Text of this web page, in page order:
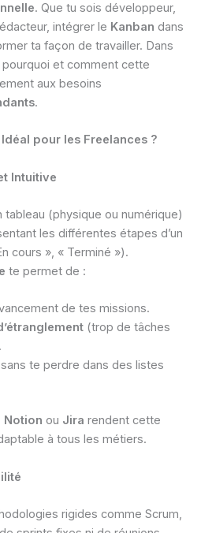
. Que tu sois développeur,
intégrer le Kanban dans
ta façon de travailler. Dans
et comment cette
aux besoins
.
pour les Freelances ?
Intuitive
tableau (physique ou numérique)
les différentes étapes d’un
cours », « Terminé »).
te permet de :
de tes missions.
(trop de tâches
te perdre dans des listes
Notion ou Jira rendent cette
à tous les métiers.
rigides comme Scrum,